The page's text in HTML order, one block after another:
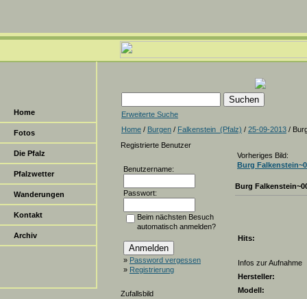
Home
Fotos
Die Pfalz
Pfalzwetter
Wanderungen
Kontakt
Archiv
Erweiterte Suche
Home / Burgen / Falkenstein_(Pfalz) / 25-09-2013 /
Registrierte Benutzer
Benutzername:
Passwort:
Beim nächsten Besuch
automatisch anmelden?
» Password vergessen
» Registrierung
Zufallsbild
Vorheriges Bild:
Burg
Burg
Hits:
Infos zur Aufnahme
Hersteller:
Modell: